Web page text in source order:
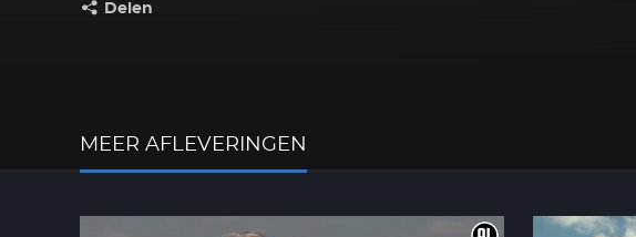
Delen
MEER AFLEVERINGEN